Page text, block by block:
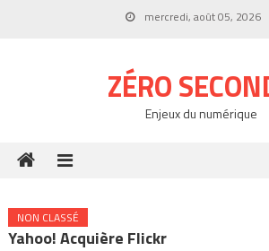
mercredi, août 05, 2026
ZÉRO
Enjeux du numérique
NON CLASSÉ
Yahoo! Acquière Flickr